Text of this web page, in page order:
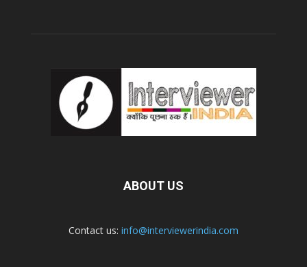
ABOUT US
Contact us: info@interviewerindia.com